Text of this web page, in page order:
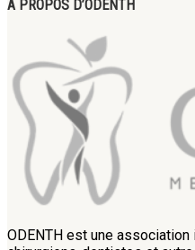
A PROPOS D’ODENTH
ODENTH est une